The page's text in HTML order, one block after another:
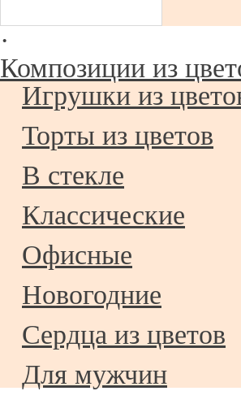
·
Композиции из
Игрушки из
Торты из цветов
В стекле
Классические
Офисные
Новогодние
Сердца из цветов
Для мужчин